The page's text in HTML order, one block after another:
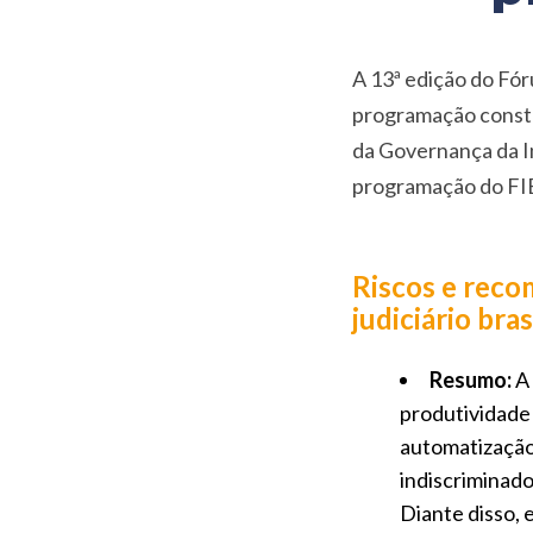
A 13ª edição do
programação
da Governança da
programação do
Riscos e
judiciário
Resumo:
produtividade
Diante disso,